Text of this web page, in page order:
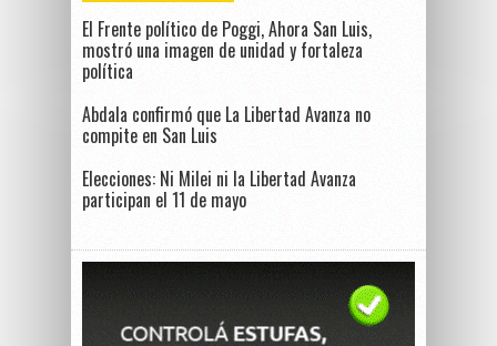
El Frente político de Poggi, Ahora San Luis,
mostró una imagen de unidad y fortaleza
política
Abdala confirmó que La Libertad Avanza no
compite en San Luis
Elecciones: Ni Milei ni la Libertad Avanza
participan el 11 de mayo